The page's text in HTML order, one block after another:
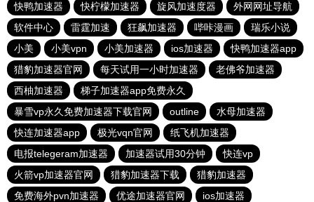
快鸭加速器
快柠檬加速器 旋风加速度器
外网网址导航
软件中心
雷霆加速 狂飙加速器 哔咔漫画
瑞乐小说
小美
小美vpn 小美加速器 ios加速器
快鸭加速器app
猎豹加速器官网
每天试用一小时加速器
老佛爷加速器
西柚加速器
梯子加速器app免费永久
暴雪vp永久免费加速器下载官网
outline
水母加速器
快连加速器app
极光vqn官网
纸飞机加速器
电报telegeram加速器
加速器试用30分钟
快连vp
火箭vp加速器官网
猎豹加速器下载
猎豹加速器
免费海外pvn加速器
优途加速器官网
ios加速器